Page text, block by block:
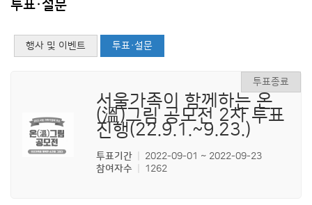
투표・설문
행사 및 이벤트 투표・설문
서울가족이 함께하는 온
(溫)그림 공모전 2차 투표
진행(22.9.1.~9.23.)
투표기간
2022-09-01 ~ 2022-09-23
참여자수
1262